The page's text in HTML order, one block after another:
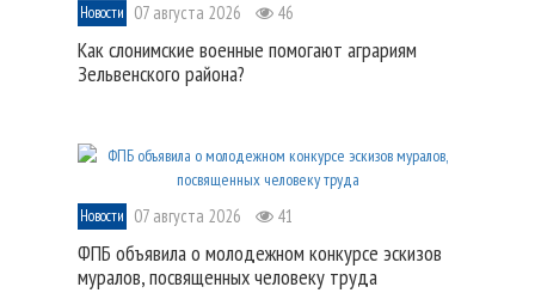
Новости 07 августа 2026 46
Как слонимские военные помогают аграриям
Зельвенского района?
Новости 07 августа 2026 41
ФПБ объявила о молодежном конкурсе эскизов
муралов, посвященных человеку труда